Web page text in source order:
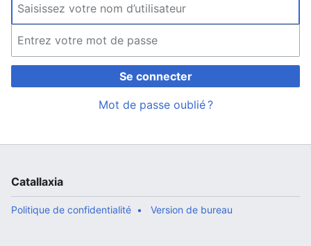
Se connecter
Mot de passe oublié ?
Catallaxia
Politique de confidentialité Version de bureau